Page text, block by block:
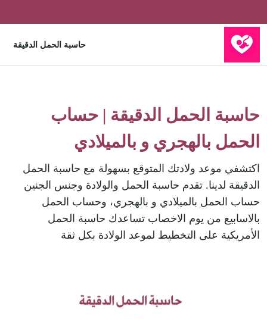
حاسبة الحمل الدقيقة
حاسبة الحمل الدقيقة | حساب
الحمل بالهجري و بالميلادي
اكتشفي موعد ولادتك المتوقع بسهولة مع حاسبة الحمل
الدقيقة لدينا. تقدم حاسبة الحمل والولادة وجنس الجنين
حساب الحمل بالميلادي و بالهجري، وحساب الحمل
بالاسابيع من يوم الاخصاب تساعدك حاسبة الحمل
الأمريكية على التخطيط لموعد الولادة بكل ثقة